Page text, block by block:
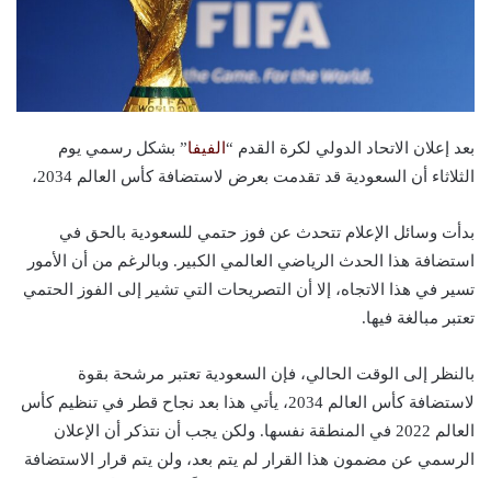
بعد إعلان الاتحاد الدولي لكرة القدم “ الفيفا” بشكل رسمي يوم
الثلاثاء أن السعودية قد تقدمت بعرض لاستضافة كأس العالم 2034،
بدأت وسائل الإعلام تتحدث عن فوز حتمي للسعودية بالحق في
استضافة هذا الحدث الرياضي العالمي الكبير. وبالرغم من أن الأمور
تسير في هذا الاتجاه، إلا أن التصريحات التي تشير إلى الفوز الحتمي
تعتبر مبالغة فيها.
بالنظر إلى الوقت الحالي، فإن السعودية تعتبر مرشحة بقوة
لاستضافة كأس العالم 2034، يأتي هذا بعد نجاح قطر في تنظيم كأس
العالم 2022 في المنطقة نفسها. ولكن يجب أن نتذكر أن الإعلان
الرسمي عن مضمون هذا القرار لم يتم بعد، ولن يتم قرار الاستضافة